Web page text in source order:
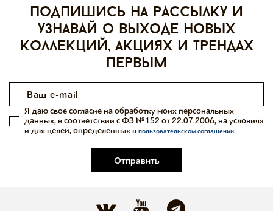
Подпишись на рассылку и
узнавай о выходе новых
коллекций, акциях и трендах
первым
Отправить
Я даю свое согласие на обработку моих персональных
данных, в соответствии с ФЗ №152 от 22.07.2006, на условиях
и для целей, определенных в пользовательском соглашении.